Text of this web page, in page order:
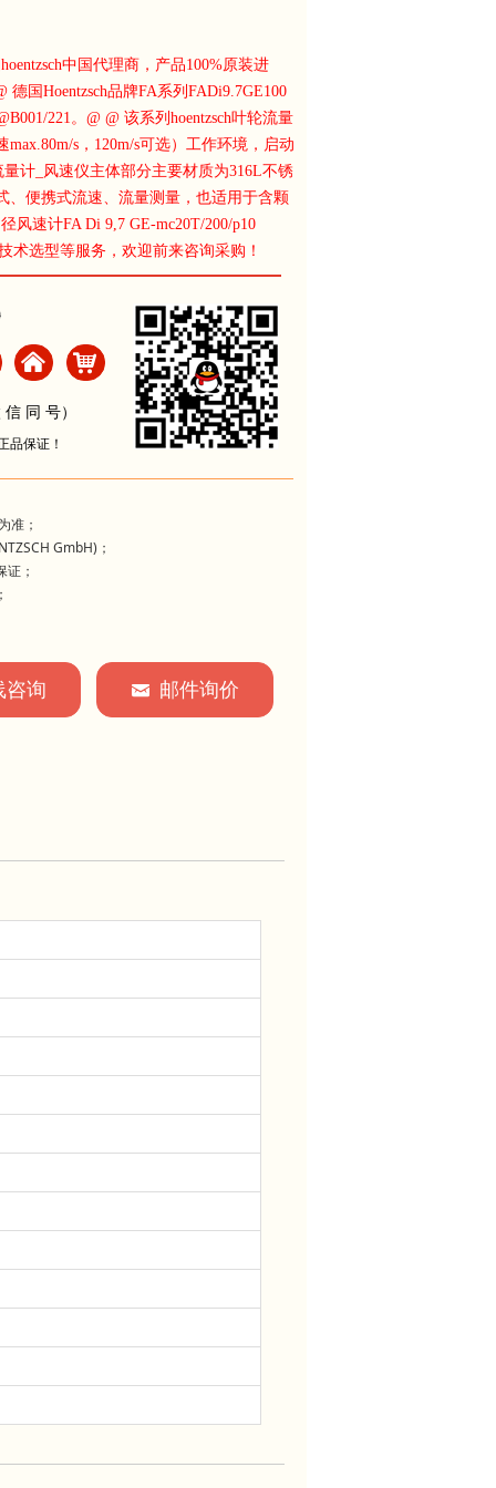
中国代理商，产品100%原装进
国Hoentzsch品牌FA系列FADi9.7GE100
221。@ @ 该系列hoentzsch叶轮流量
s，120m/s可选）工作环境，启动
计_风速仪主体部分主要材质为316L不锈
、便携式流速、流量测量，也适用于含颗
风速计FA Di 9,7 GE-mc20T/200/p10
术选型等服务，欢迎前来咨询采购！
信 同 号）
낙
낀
品保证！
准；
GmbH)；
；
咨询 낂 邮件询价